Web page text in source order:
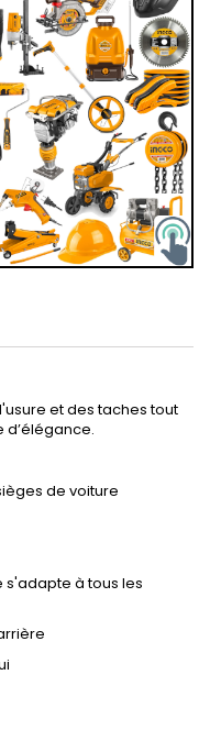
et des taches tout
d’élégance.
de voiture
s'adapte à tous les